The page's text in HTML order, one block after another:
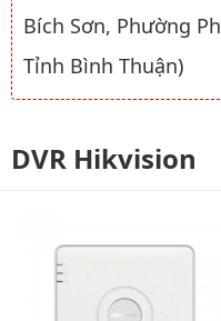
Bích Sơn, Phường
Tỉnh Bình Thuận)
DVR Hikvision